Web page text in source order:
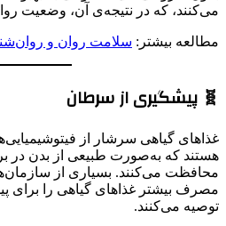
می‌کنند، که در نتیجه‌ی آن، وضعیت
مطالعه بیشتر: سلامت روان و
🧬 پیشگیری از سرطان
غذاهای گیاهی سرشار از
هستند که به‌صورت طبیعی از بدن در
محافظت می‌کنند. بسیاری از
مصرف بیشتر غذاهای گیاهی را برای
توصیه می‌کنند.